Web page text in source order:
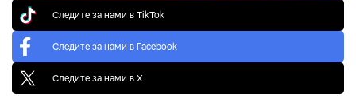
Следите за нами в TikTok
Следите за нами в Facebook
Следите за нами в X